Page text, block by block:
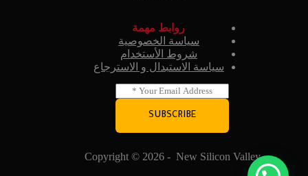
روابط مهمة
سياسة الخصوصية
شروط الأستخدام
سياسة الاستبدال و الاسترجاع
m
l
SUBSCRIBE
Copyright © 2026 - New Silicon Valley